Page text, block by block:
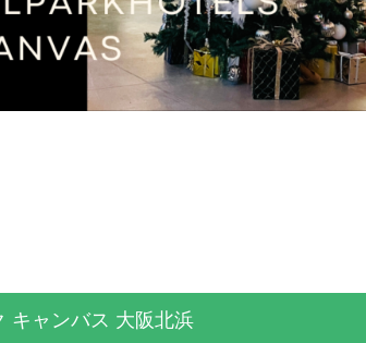
キャンバス 大阪北浜